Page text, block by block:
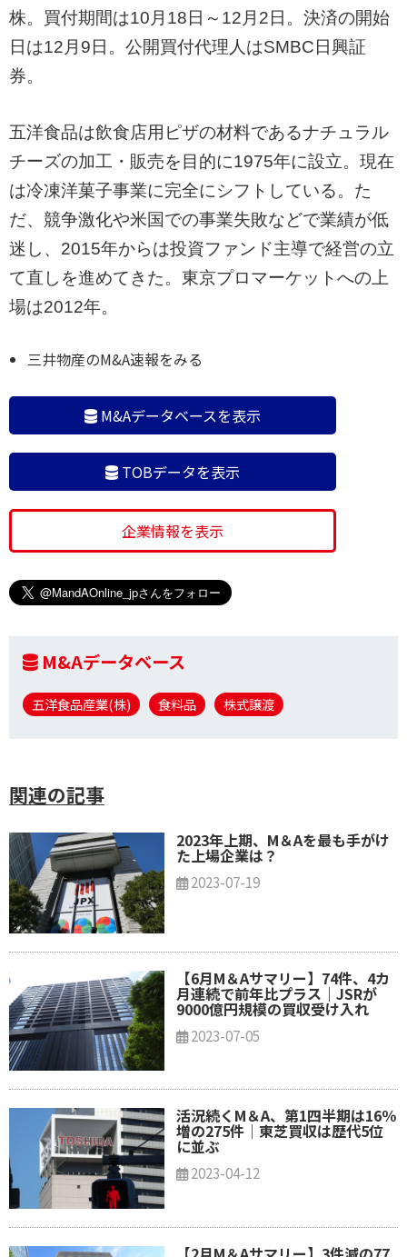
株。買付期間は10月18日～12月2日。決済の開始
日は12月9日。公開買付代理人はSMBC日興証
券。
五洋食品は飲食店用ピザの材料であるナチュラル
チーズの加工・販売を目的に1975年に設立。現在
は冷凍洋菓子事業に完全にシフトしている。た
だ、競争激化や米国での事業失敗などで業績が低
迷し、2015年からは投資ファンド主導で経営の立
て直しを進めてきた。東京プロマーケットへの上
場は2012年。
三井物産のM&A速報をみる
M&Aデータベースを表示
TOBデータを表示
企業情報を表示
M&Aデータベース
五洋食品産業(株) 食料品 株式譲渡
関連の記事
2023年上期、M＆Aを最も手がけ
た上場企業は？
2023-07-19
【6月M＆Aサマリー】74件、4カ
月連続で前年比プラス｜JSRが
9000億円規模の買収受け入れ
2023-07-05
活況続くM＆A、第1四半期は16％
増の275件｜東芝買収は歴代5位
に並ぶ
2023-04-12